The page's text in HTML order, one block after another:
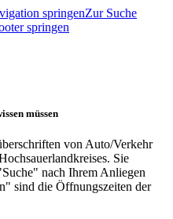
springenZur Suche
springen
müssen
von Auto/Verkehr
Sie
nach Ihrem Anliegen
sind die Öffnungszeiten der